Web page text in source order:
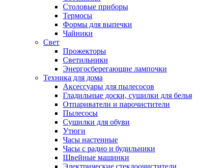
Столовые приборы
Термосы
Формы для выпечки
Чайники
Свет
Прожекторы
Светильники
Энергосберегающие лампочки
Техника для дома
Аксессуары для пылесосов
Гладильные доски, сушилки для белья
Отпариватели и парочистители
Пылесосы
Сушилки для обуви
Утюги
Часы настенные
Часы с радио и будильники
Швейные машинки
Электрические стеклоочистители